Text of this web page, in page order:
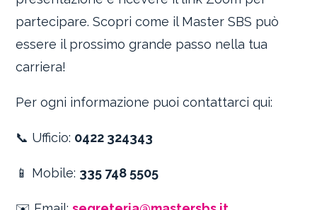
partecipare. Scopri come il Master SBS può
essere il prossimo grande passo nella tua
carriera!
Per ogni informazione puoi contattarci qui:
📞 Ufficio: 0422 324343
📱 Mobile: 335 748 5505